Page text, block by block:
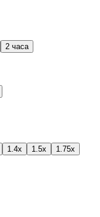
2 часа
1.4x 1.5x
1.75x